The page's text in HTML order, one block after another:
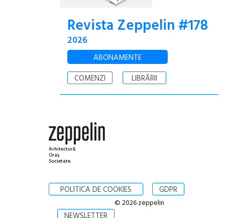
Revista Zeppelin #178
2026
ABONAMENTE
COMENZI
LIBRĂRII
Arhitectură.
Oraș.
Societate.
POLITICA DE COOKIES GDPR
© 2026 zeppelin